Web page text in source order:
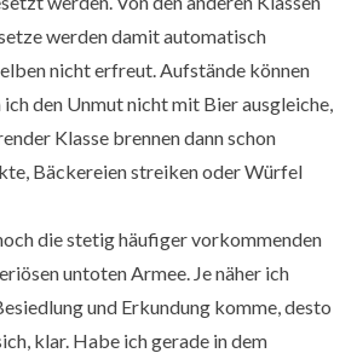
werden damit automatisch
nicht erfreut. Aufstände können
ich den Unmut nicht mit Bier ausgleiche,
Klasse brennen dann schon
Bäckereien streiken oder Würfel
die stetig häufiger vorkommenden
untoten Armee. Je näher ich
und Erkundung komme, desto
klar. Habe ich gerade in dem